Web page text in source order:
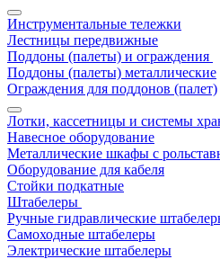
Инструментальные тележки
Лестницы передвижные
Поддоны (палеты) и ограждения
Поддоны (палеты) металлические
Ограждения для поддонов (палет)
Лотки, кассетницы и системы
Навесное оборудование
Металлические шкафы с
Оборудование для кабеля
Стойки подкатные
Штабелеры
Ручные гидравлические
Самоходные штабелеры
Электрические штабелеры